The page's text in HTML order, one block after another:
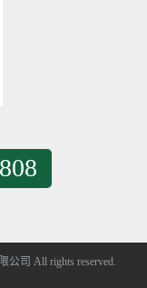
司 All rights reserved.